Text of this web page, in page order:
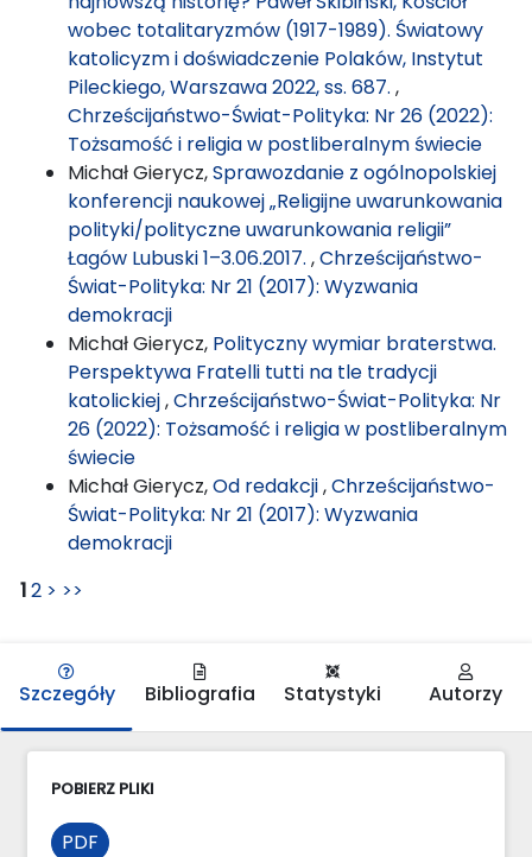
wobec totalitaryzmów (1917-1989). Światowy
katolicyzm i doświadczenie Polaków, Instytut
Pileckiego, Warszawa 2022, ss. 687. ,
Chrześcijaństwo-Świat-Polityka: Nr 26 (2022):
Tożsamość i religia w postliberalnym świecie
Michał Gierycz,Sprawozdanie z ogólnopolskiej
konferencji naukowej „Religijne uwarunkowania
polityki/polityczne uwarunkowania religii”
Łagów Lubuski 1–3.06.2017. ,Chrześcijaństwo-
Świat-Polityka: Nr 21 (2017): Wyzwania
demokracji
Michał Gierycz, Polityczny wymiar braterstwa.
Perspektywa Fratelli tutti na tle tradycji
katolickiej,Chrześcijaństwo-Świat-Polityka: Nr
26 (2022): Tożsamość i religia w postliberalnym
świecie
Michał Gierycz,Od redakcji,Chrześcijaństwo-
Świat-Polityka: Nr 21 (2017): Wyzwania
demokracji
12 > >>
Szczegóły Bibliografia Statystyki Autorzy
POBIERZ PLIKI
PDF